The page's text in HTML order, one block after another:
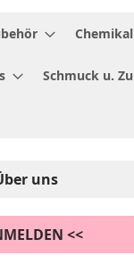
Schmuck u.
uns
<<